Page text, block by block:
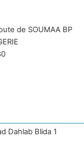
de SOUMAA BP
Dahlab Blida 1